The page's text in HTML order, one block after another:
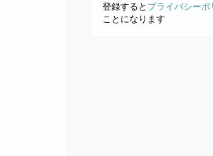
登録すると プライバシーポ
ことになります